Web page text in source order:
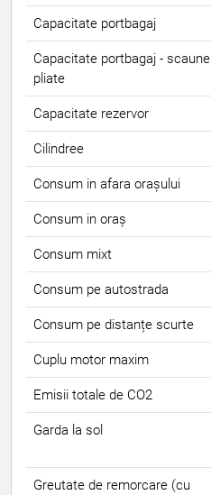
Capacitate portbagaj
Capacitate portbagaj - scaune
pliate
Capacitate rezervor
Cilindree
Consum in afara orașului
Consum in oraș
Consum mixt
Consum pe autostrada
Consum pe distanțe scurte
Cuplu motor maxim
Emisii totale de CO2
Garda la sol
Greutate de remorcare (cu